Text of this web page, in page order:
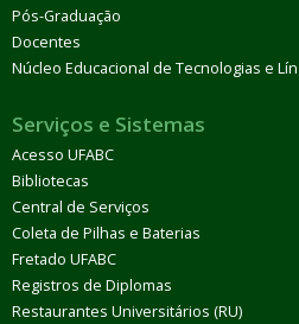
Pós-Graduação
Docentes
Núcleo Educacional de Tecnologias e
Serviços e Sistemas
Acesso UFABC
Bibliotecas
Central de Serviços
Coleta de Pilhas e Baterias
Fretado UFABC
Registros de Diplomas
Restaurantes Universitários (RU)